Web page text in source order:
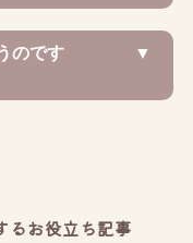
のです
るお役立ち記事